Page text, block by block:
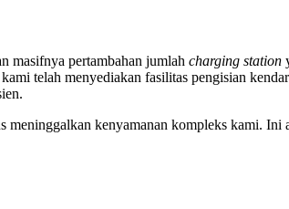
masifnya pertambahan jumlah charging station
telah menyediakan fasilitas pengisian
kenyamanan kompleks kami.